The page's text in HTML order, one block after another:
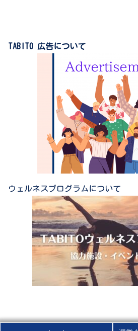
TABITO 広告について
ウェルネスプログラムについて